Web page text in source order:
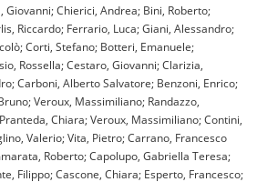
Giovanni; Chierici, Andrea; Bini, Roberto;
Riccardo; Ferrario, Luca; Giani, Alessandro;
Corti, Stefano; Botteri, Emanuele;
Rossella; Cestaro, Giovanni; Clarizia,
Carboni, Alberto Salvatore; Benzoni, Enrico;
Veroux, Massimiliano; Randazzo,
Chiara; Veroux, Massimiliano; Contini,
Valerio; Vita, Pietro; Carrano, Francesco
Roberto; Capolupo, Gabriella Teresa;
Filippo; Cascone, Chiara; Esperto, Francesco;